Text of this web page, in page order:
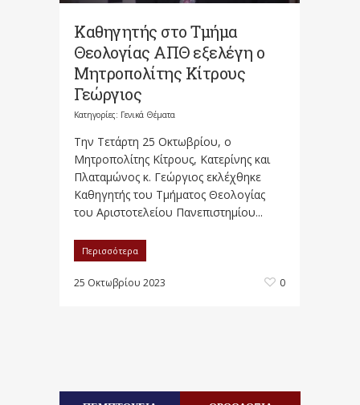
Καθηγητής στο Τμήμα
Θεολογίας ΑΠΘ εξελέγη ο
Μητροπολίτης Κίτρους
Γεώργιος
Κατηγορίες: Γενικά Θέματα
Την Τετάρτη 25 Οκτωβρίου, ο
Μητροπολίτης Κίτρους, Κατερίνης και
Πλαταμώνος κ. Γεώργιος εκλέχθηκε
Καθηγητής του Τμήματος Θεολογίας
του Αριστοτελείου Πανεπιστημίου...
Περισσότερα
25 Οκτωβρίου 2023 0